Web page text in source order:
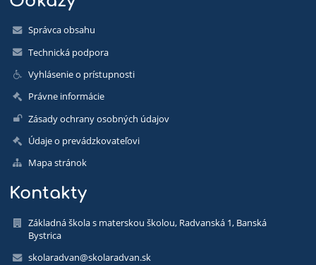
Správca obsahu
Technická podpora
Vyhlásenie o prístupnosti
Právne informácie
Zásady ochrany osobných údajov
Údaje o prevádzkovateľovi
Mapa stránok
Kontakty
Základná škola s materskou školou, Radvanská 1, Banská
Bystrica
skolaradvan@skolaradvan.sk